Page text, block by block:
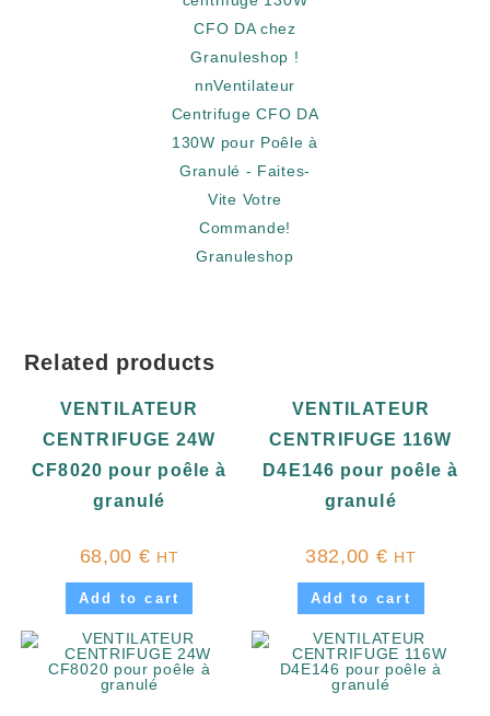
Related products
VENTILATEUR
CENTRIFUGE 24W
CF8020 pour poêle à
granulé
68,00 € HT
Add to cart
VENTILATEUR
CENTRIFUGE 116W
D4E146 pour poêle à
granulé
382,00 € HT
Add to cart